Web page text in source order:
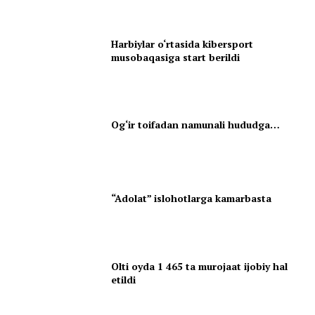
Harbiylar o‘rtasida kibersport
musobaqasiga start berildi
Og‘ir toifadan namunali hududga…
“Adolat” islohotlarga kamarbasta
Olti oyda 1 465 ta murojaat ijobiy hal
etildi